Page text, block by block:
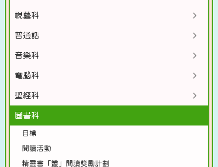
視藝科
普通話
音樂科
電腦科
聖經科
圖書科
目標
閱讀活動
精靈書「叢」閱讀獎勵計劃